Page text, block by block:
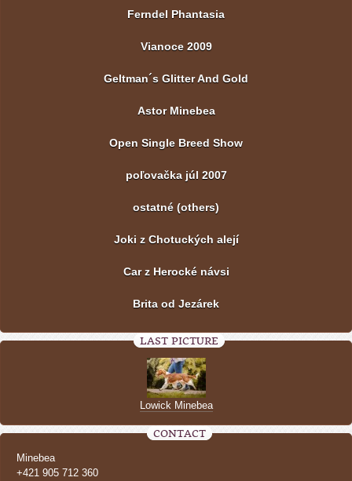
Ferndel Phantasia
Vianoce 2009
Geltman´s Glitter And Gold
Astor Minebea
Open Single Breed Show
poľovačka júl 2007
ostatné (others)
Joki z Chotuckých alejí
Car z Herocké návsi
Brita od Jezárek
LAST PICTURE
Lowick Minebea
CONTACT
Minebea
+421 905 712 360